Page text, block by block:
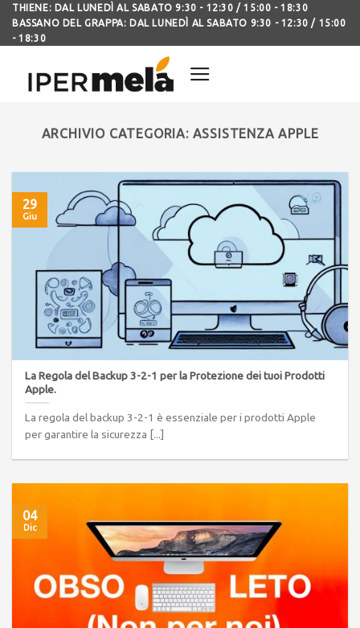
THIENE: DAL LUNEDÌ AL SABATO 9:30 - 12:30 / 15:00 - 18:30
BASSANO DEL GRAPPA: DAL LUNEDÌ AL SABATO 9:30 - 12:30 / 15:00
- 18:30
ARCHIVIO CATEGORIA: ASSISTENZA APPLE
La Regola del Backup 3-2-1 per la Protezione dei tuoi Prodotti
Apple.
La regola del backup 3-2-1 è essenziale per i prodotti Apple
per garantire la sicurezza [...]
29
Giu
04
Dic